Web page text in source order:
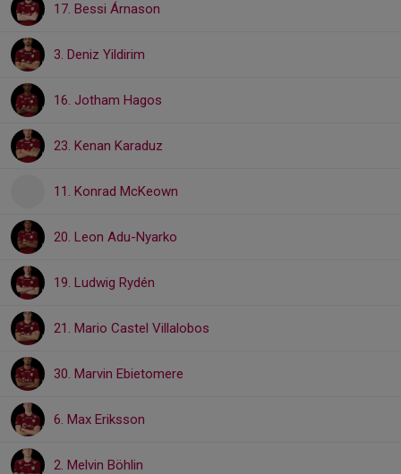
17. Bessi Árnason
3. Deniz Yildirim
16. Jotham Hagos
23. Kenan Karaduz
11. Konrad McKeown
20. Leon Adu-Nyarko
19. Ludwig Rydén
21. Mario Castel Villalobos
30. Marvin Ebietomere
6. Max Eriksson
2. Melvin Böhlin